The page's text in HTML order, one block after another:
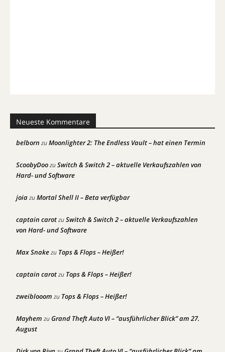
Neueste Kommentare
belborn zuMoonlighter 2: The Endless Vault – hat einen Termin
ScoobyDoozuSwitch & Switch 2 – aktuelle Verkaufszahlen von
Hard- und Software
joiazuMortal Shell II – Beta verfügbar
captain carotzuSwitch & Switch 2 – aktuelle Verkaufszahlen
von Hard- und Software
Max Snakezu Tops & Flops – Heißer!
captain carotzu Tops & Flops – Heißer!
zweiblooom zu Tops & Flops – Heißer!
Mayhem zuGrand Theft Auto VI – “ausführlicher Blick” am 27.
August